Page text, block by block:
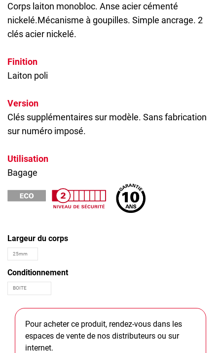
Corps laiton monobloc. Anse acier cémenté
nickelé.Mécanisme à goupilles. Simple ancrage. 2
clés acier nickelé.
Finition
Laiton poli
Version
Clés supplémentaires sur modèle. Sans fabrication
sur numéro imposé.
Utilisation
Bagage
Largeur du corps
Conditionnement
Pour acheter ce produit, rendez-vous dans les
espaces de vente de nos distributeurs ou sur
internet.